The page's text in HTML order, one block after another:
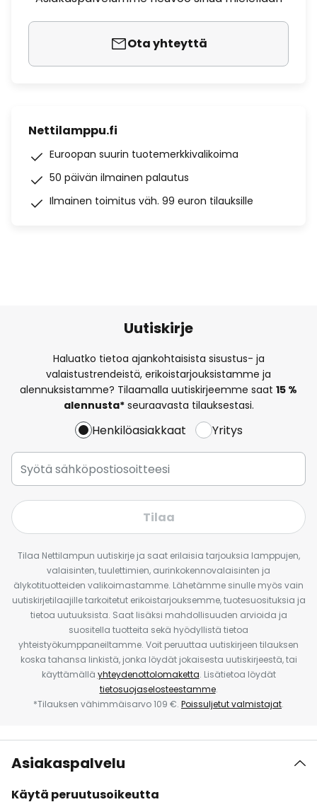
Ota yhteyttä
Nettilamppu.fi
Euroopan suurin tuotemerkkivalikoima
50 päivän ilmainen palautus
Ilmainen toimitus väh. 99 euron tilauksille
Uutiskirje
Haluatko tietoa ajankohtaisista sisustus- ja
valaistustrendeistä, erikoistarjouksistamme ja
alennuksistamme? Tilaamalla uutiskirjeemme saat 15 %
alennusta*seuraavasta tilauksestasi.
Henkilöasiakkaat Yritys
Tilaa
Tilaa Nettilampun uutiskirje ja saat erilaisia tarjouksia lamppujen,
valaisinten, tuulettimien, aurinkokennovalaisinten ja
älykotituotteiden valikoimastamme. Lähetämme sinulle myös vain
uutiskirjetilaajille tarkoitetut erikoistarjouksemme, tuotesuosituksia ja
tietoa uutuuksista. Saat lisäksi mahdollisuuden arvioida ja
suositella tuotteita sekä hyödyllistä tietoa
yhteistyökumppaneiltamme. Voit peruuttaa uutiskirjeen tilauksen
koska tahansa linkistä, jonka löydät jokaisesta uutiskirjeestä, tai
käyttämällä yhteydenottolomaketta. Lisätietoa löydät
tietosuojaselosteestamme.
*Tilauksen vähimmäisarvo 109 €. Poissuljetut valmistajat.
Asiakaspalvelu
Käytä peruutusoikeutta